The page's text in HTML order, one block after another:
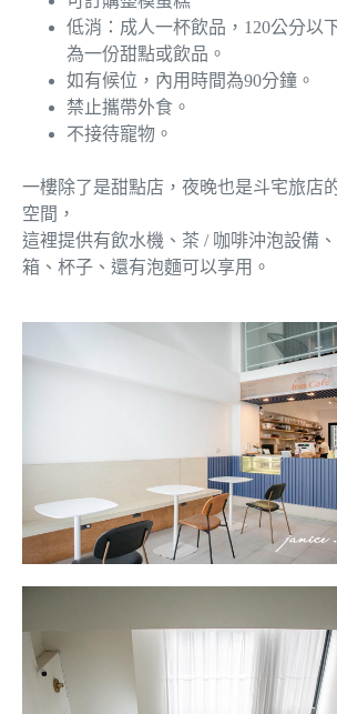
低消：成人一杯飲品，120公分以
為一份甜點或飲品。
如有候位，內用時間為90分鐘。
禁止攜帶外食。
不接待寵物。
一樓除了是甜點店，夜晚也是斗宅旅店
空間，
這裡提供有飲水機、茶 / 咖啡沖泡設備
箱、杯子、還有泡麵可以享用。